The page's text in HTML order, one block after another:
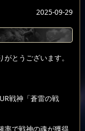
2025-09-29
とうございます。
戦神「蒼雷の戦
率で戦神の魂が獲得